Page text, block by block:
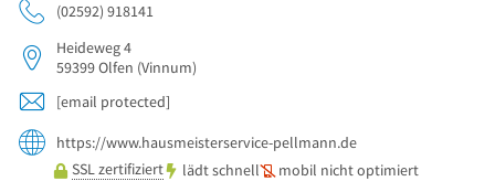
(02592) 918141
Heideweg 4
59399Olfen (Vinnum)
[email protected]
https://www.hausmeisterservice-pellmann.de
SSL zertifiziert
lädt schnell mobil nicht optimiert